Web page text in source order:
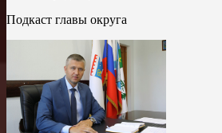
Подкаст главы округа